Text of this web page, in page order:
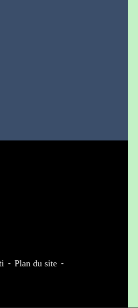
- Plan du site -